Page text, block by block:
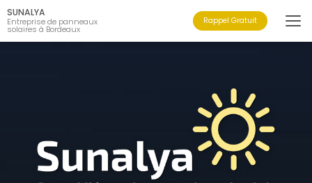
Aller
au
contenu
principal
SUNALYA
Entreprise de panneaux
solaires à Bordeaux
Rappel Gratuit